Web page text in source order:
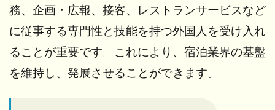
習2号
了す
る
7
外国
務、企画・広報、接客、レストランサービスなど
に従事する専門性と技能を持つ外国人を受け入れ
ることが重要です。これにより、宿泊業界の基盤
を維持し、発展させることができます。